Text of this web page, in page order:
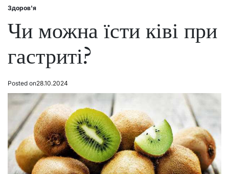
Posted
Здоров'я
Чи можна їсти ківі при
гастриті?
Posted on28.10.2024